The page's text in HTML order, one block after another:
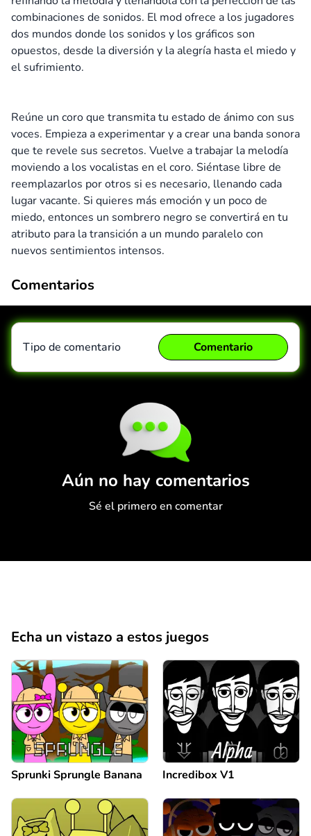
combinaciones de sonidos. El mod ofrece a los jugadores
dos mundos donde los sonidos y los gráficos son
opuestos, desde la diversión y la alegría hasta el miedo y
el sufrimiento.
Reúne un coro que transmita tu estado de ánimo con sus
voces. Empieza a experimentar y a crear una banda sonora
que te revele sus secretos. Vuelve a trabajar la melodía
moviendo a los vocalistas en el coro. Siéntase libre de
reemplazarlos por otros si es necesario, llenando cada
lugar vacante. Si quieres más emoción y un poco de
miedo, entonces un sombrero negro se convertirá en tu
atributo para la transición a un mundo paralelo con
nuevos sentimientos intensos.
Comentarios
Aún no hay comentarios
Sé el primero en comentar
Tipo de comentario Comentario
Echa un vistazo a estos juegos
Sprunki Sprungle Banana Incredibox V1